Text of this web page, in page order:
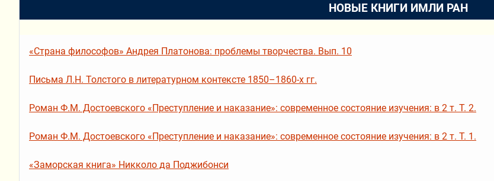
НОВЫЕ КНИГИ ИМЛИ РАН
«Страна философов» Андрея Платонова: проблемы творчества. Вып. 10
Письма Л.Н. Толстого в литературном контексте 1850–1860-х гг.
Роман Ф.М. Достоевского «Преступление и наказание»: современное состояние изучения: в 2 т. Т. 2.
Роман Ф.М. Достоевского «Преступление и наказание»: современное состояние изучения: в 2 т. Т. 1.
«Заморская книга» Никколо да Поджибонси